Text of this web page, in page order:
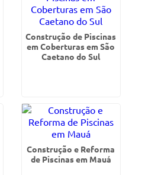
Construção de Piscinas
em Coberturas em São
Caetano do Sul
Construção e Reforma
de Piscinas em Mauá